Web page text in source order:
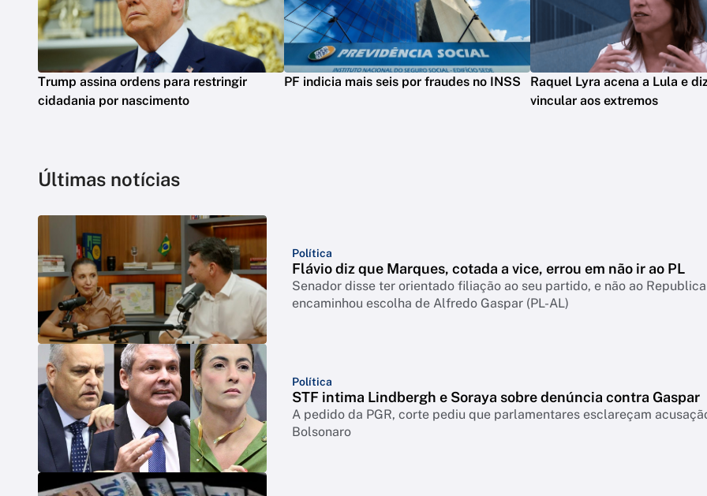
Trump assina ordens para restringir
cidadania por nascimento
PF indicia mais seis por fraudes no INSS
Raquel Lyra acena a Lula e
vincular aos extremos
Últimas notícias
Política
Flávio diz que Marques, cotada a vice, errou em não ir ao PL
Senador disse ter orientado filiação ao seu partido, e não ao
encaminhou escolha de Alfredo Gaspar (PL-AL)
Política
STF intima Lindbergh e Soraya sobre denúncia contra Gaspar
A pedido da PGR, corte pediu que parlamentares esclareçam
Bolsonaro